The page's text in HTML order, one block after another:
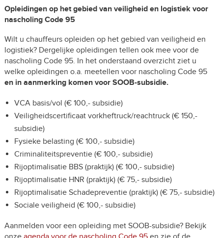
Opleidingen op het gebied van veiligheid en logistiek voor
nascholing Code 95
Wilt u chauffeurs opleiden op het gebied van veiligheid en
logistiek? Dergelijke opleidingen tellen ook mee voor de
nascholing Code 95. In het onderstaand overzicht ziet u
welke opleidingen o.a. meetellen voor nascholing Code 95
en in aanmerking komen voor SOOB-subsidie.
VCA basis/vol (€ 100,- subsidie)
Veiligheidscertificaat vorkheftruck/reachtruck (€ 150,-
subsidie)
Fysieke belasting (€ 100,- subsidie)
Criminaliteitspreventie (€ 100,- subsidie)
Rijoptimalisatie BBS (praktijk) (€ 100,- subsidie)
Rijoptimalisatie HNR (praktijk) (€ 75,- subsidie)
Rijoptimalisatie Schadepreventie (praktijk) (€ 75,- subsidie)
Sociale veiligheid (€ 100,- subsidie)
Aanmelden voor een opleiding met SOOB-subsidie? Bekijk